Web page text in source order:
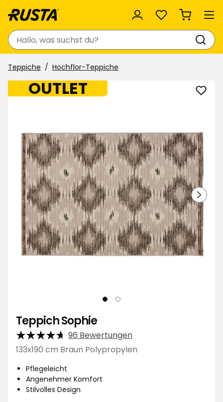
Favoriten
Suchen
Teppiche Hochflor-Teppiche
OUTLET
Teppich Sophie
96 Bewertungen
133x190 cm Braun Polypropylen
Pflegeleicht
Angenehmer Komfort
Stilvolles Design